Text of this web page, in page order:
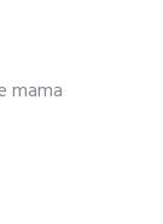
mama